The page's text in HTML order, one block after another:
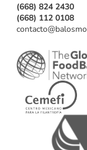
(668) 824 2430
(668) 112 0108